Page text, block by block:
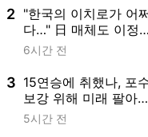
[Oh!llywood]
2 "한국의 이치로가 어
다…" 日 매체도 이정후
실책에 안타까움, "100
구"
6시간 전
3 15연승에 취했나, 포
보강 위해 미래 팔아버
린 보스턴 “터무니없는
5시간 전